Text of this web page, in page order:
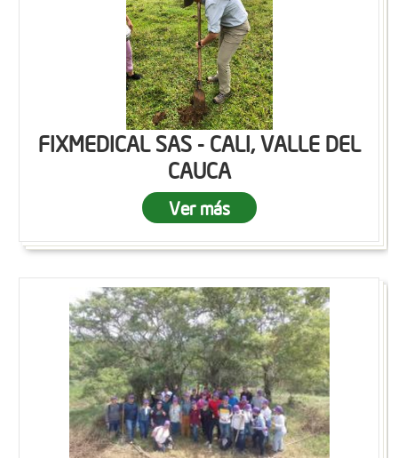
FIXMEDICAL SAS - CALI, VALLE DEL
CAUCA
Ver más